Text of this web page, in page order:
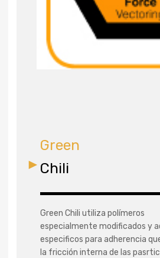
Green
Chili
Green Chili utiliza polímeros
especialmente modificados y
especificos para adherencia
la fricción interna de las